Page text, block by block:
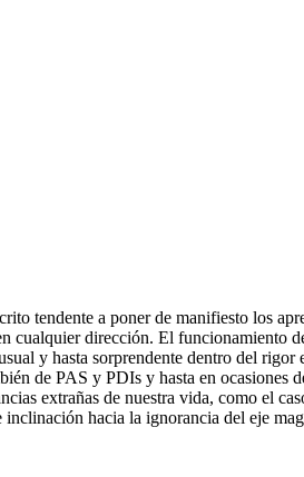
tendente a poner de manifiesto los
cualquier dirección. El
y hasta sorprendente dentro del
de PAS y PDIs y hasta en
extrañas de nuestra vida, como el
hacia la ignorancia del eje